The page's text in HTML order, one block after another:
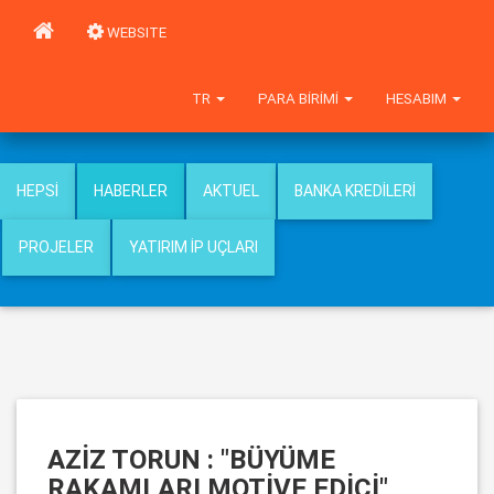
WEBSITE
HESABIM
PARA BIRIMI
TR
HEPSI HABERLER AKTUEL BANKA KREDILERI
PROJELER YATIRIM İP UÇLARI
AZİZ TORUN : "BÜYÜME